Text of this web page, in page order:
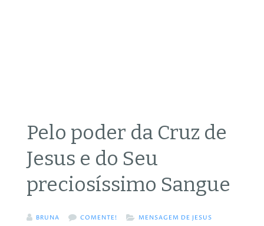
Pelo poder da Cruz de
Jesus e do Seu
preciosíssimo Sangue
BRUNA COMENTE! MENSAGEM DE JESUS